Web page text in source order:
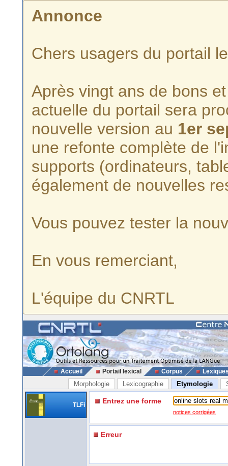
Annonce
Chers usagers du portail
Après vingt ans de bons
actuelle du portail sera
nouvelle version au 1er
une refonte complète de
supports (ordinateurs,
également de nouvelles
Vous pouvez tester la
En vous remerciant,
L'équipe du CNRTL
Accueil Portail lexical Corpus
Morphologie Lexicographie Etymologie
TLFi Entrez une forme
notices corrigées
Erreur